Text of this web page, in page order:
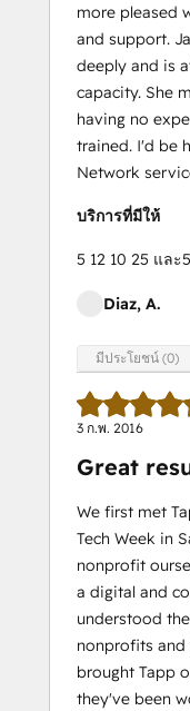
SEO II
more pleased
and support.
deeply and is
capacity. She
having no
trained. I'd be
Network
บริการที่มีให้
5 12 10 25 และ
Diaz, A.
มีประโยชน์ (0)
3 ก.พ. 2016
Great
We first met
Tech Week in
nonprofit
a digital and
understood
nonprofits and
brought Tapp
they've been